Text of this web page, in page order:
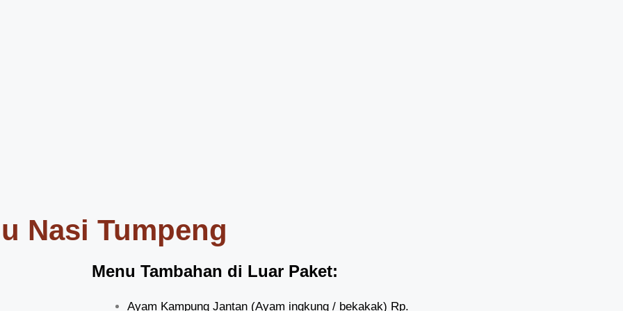
Nasi Tumpeng
Menu Tambahan di Luar Paket:
Ayam Kampung Jantan (Ayam ingkung / bekakak) Rp.